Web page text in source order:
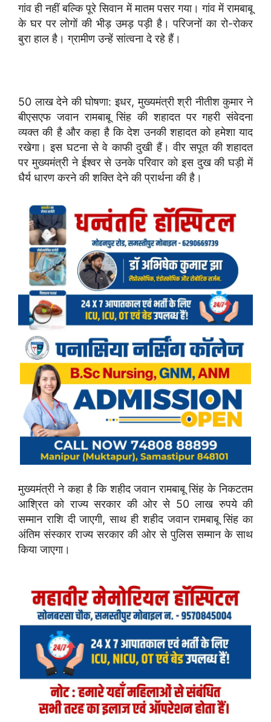
गांव ही नहीं बल्कि पूरे सिवान में मातम पसर गया। गांव में रामबाबू
के घर पर लोगों की भीड़ उमड़ पड़ी है। परिजनों का रो-रोकर
बुरा हाल है। ग्रामीण उन्हें सांत्वना दे रहे हैं।
50 लाख देने की घोषणा: इधर, मुख्यमंत्री श्री नीतीश कुमार ने
बीएसएफ जवान रामबाबू सिंह की शहादत पर गहरी संवेदना
व्यक्त की है और कहा है कि देश उनकी शहादत को हमेशा याद
रखेगा। इस घटना से वे काफी दुखी हैं। वीर सपूत की शहादत
पर मुख्यमंत्री ने ईश्वर से उनके परिवार को इस दुख की घड़ी में
धैर्य धारण करने की शक्ति देने की प्रार्थना की है।
मुख्यमंत्री ने कहा है कि शहीद जवान रामबाबू सिंह के निकटतम
आश्रित को राज्य सरकार की ओर से 50 लाख रुपये की
सम्मान राशि दी जाएगी, साथ ही शहीद जवान रामबाबू सिंह का
अंतिम संस्कार राज्य सरकार की ओर से पुलिस सम्मान के साथ
किया जाएगा।